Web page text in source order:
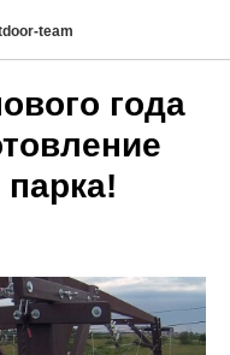
team
года